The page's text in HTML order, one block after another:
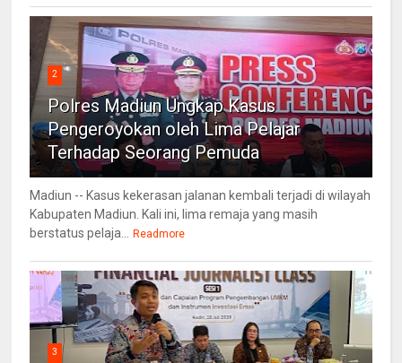
2
Polres Madiun Ungkap Kasus
Pengeroyokan oleh Lima Pelajar
Terhadap Seorang Pemuda
Madiun -- Kasus kekerasan jalanan kembali terjadi di wilayah
Kabupaten Madiun. Kali ini, lima remaja yang masih
berstatus pelaja...
Readmore
3